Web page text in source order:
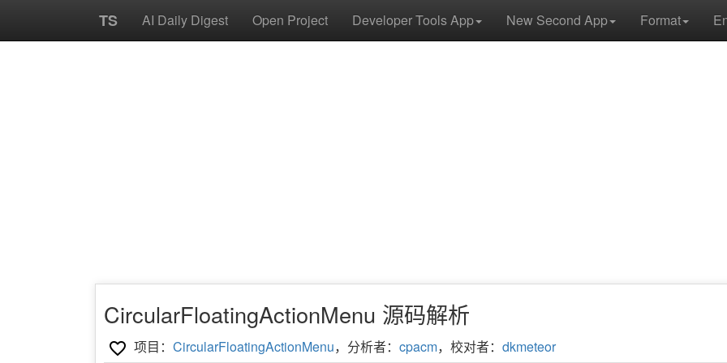
TS AI Daily Digest Open Project Developer Tools App New Second App Format
CircularFloatingActionMenu 源码解析
项目： CircularFloatingActionMenu，分析者： cpacm，校对者： dkmeteor